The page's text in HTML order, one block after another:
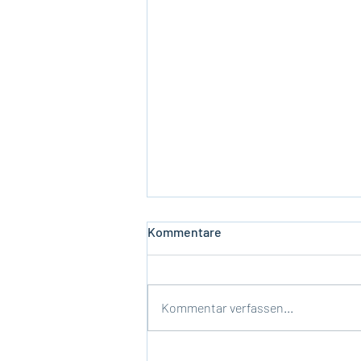
Kommentare
Kommentar verfassen...